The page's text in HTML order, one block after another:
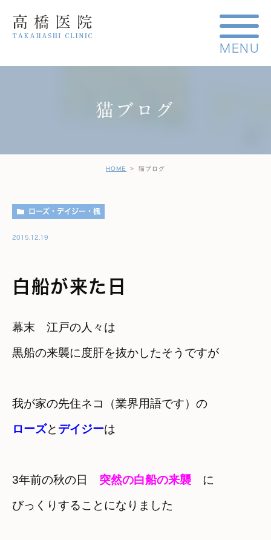
猫ブログ
HOME 猫ブログ
ローズ・デイジー・楓
2015.12.19
白船が来た日
幕末　江戸の人々は
黒船の来襲に度肝を抜かしたそうですが
ローズと デイジーは
3年前の秋の日 突然の白船の来襲 に
びっくりすることになりました